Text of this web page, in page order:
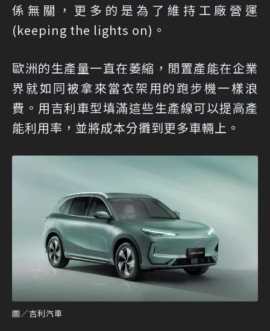
係無關，更多的是為了維持工廠營運
(keeping the lights on)。
歐洲的生產量一直在萎縮，閒置產能在企業
界就如同被拿來當衣架用的跑步機一樣浪
費。用吉利車型填滿這些生產線可以提高產
能利用率，並將成本分攤到更多車輛上。
圖／吉利汽車